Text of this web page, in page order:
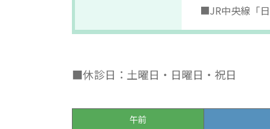
■JR中央線「
■休診日：土曜日・日曜日・祝日
午前